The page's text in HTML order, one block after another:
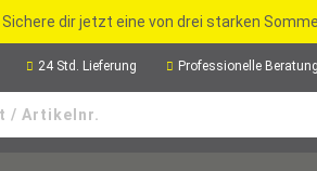
Sichere dir jetzt eine von drei starken
24 Std. Lieferung Professionelle Beratung